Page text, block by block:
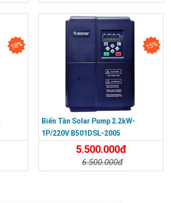
18% 15%
Biến Tần Solar Pump 2.2kW-
1P/220V B501DSL-2005
5.500.000đ
6.500.000đ